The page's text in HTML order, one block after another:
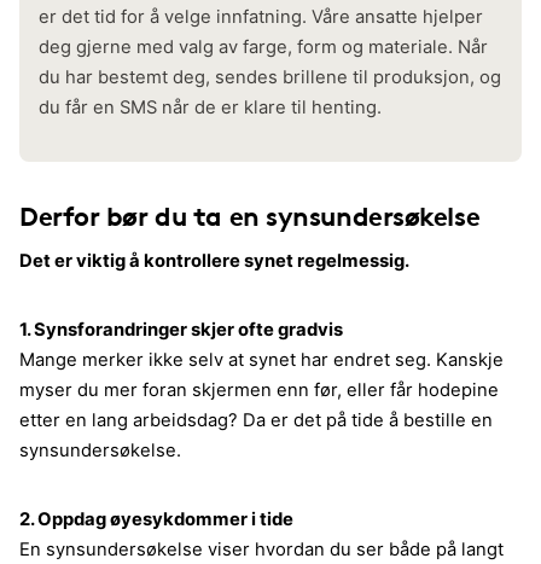
er det tid for å velge innfatning. Våre ansatte hjelper
deg gjerne med valg av farge, form og materiale. Når
du har bestemt deg, sendes brillene til produksjon, og
du får en SMS når de er klare til henting.
Derfor bør du ta en synsundersøkelse
Det er viktig å kontrollere synet regelmessig.
1. Synsforandringer skjer ofte gradvis
Mange merker ikke selv at synet har endret seg. Kanskje
myser du mer foran skjermen enn før, eller får hodepine
etter en lang arbeidsdag? Da er det på tide å bestille en
synsundersøkelse.
2. Oppdag øyesykdommer i tide
En synsundersøkelse viser hvordan du ser både på langt